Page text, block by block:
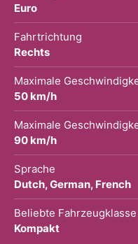
Euro
Fahrtrichtung
Rechts
Maximale
50 km/h
Maximale
90 km/h
Sprache
Dutch, German, French
Beliebte Fahrzeugklasse
Kompakt